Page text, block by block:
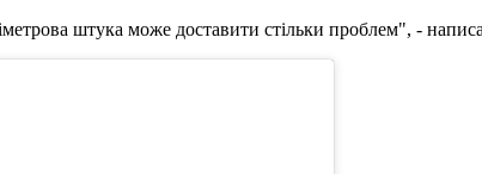
штука може доставити стільки проблем", -